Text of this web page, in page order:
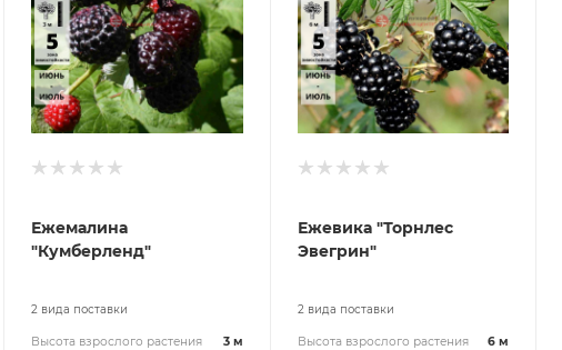
Ежемалина
"Кумберленд"
2 вида поставки
Высота взрослого растения 3 м
Ежевика "Торнлес
Эвегрин"
2 вида поставки
Высота взрослого растения 6 м